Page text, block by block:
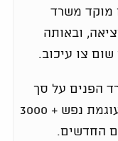
מוקד משרד
ובאותה
שום צו עיכוב.
הפנים על סך
של כ-100,000 ש"ח על נזיקין ועל עוגמת נפש + 3000
החדשים.